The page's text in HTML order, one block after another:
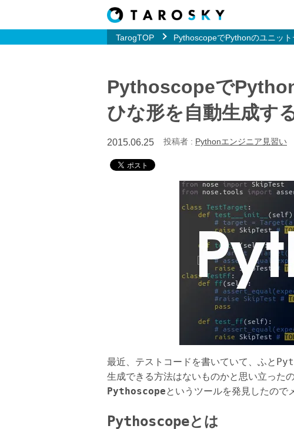
TarogTOP PythoscopeでPythonのユニット
Pythoscopeで
ひな形を自動生成す
2015.06.25 投稿者 : Pythonエンジニア見習い
最近、テストコードを書いていて、ふと
生成できる方法はないものかと思い立った
Pythoscopeというツールを発見したので
Pythoscopeとは